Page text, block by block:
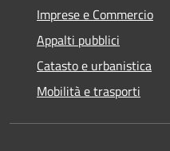
Imprese e Commercio
Appalti pubblici
Catasto e urbanistica
Mobilità e trasporti